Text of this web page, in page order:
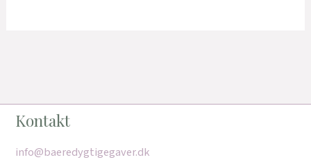
Kontakt
info@baeredygtigegaver.dk